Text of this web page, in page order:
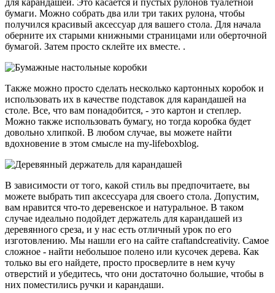
для карандашей. Это касается и пустых рулонов туалетной
бумаги. Можно собрать два или три таких рулона, чтобы
получился красивый аксессуар для вашего стола. Для начала
оберните их старыми книжными страницами или оберточной
бумагой. Затем просто склейте их вместе. .
Также можно просто сделать несколько картонных коробок и
использовать их в качестве подставок для карандашей на
столе. Все, что вам понадобится, - это картон и степлер.
Можно также использовать бумагу, но тогда коробка будет
довольно хлипкой. В любом случае, вы можете найти
вдохновение в этом смысле на my-lifeboxblog.
В зависимости от того, какой стиль вы предпочитаете, вы
можете выбрать тип аксессуара для своего стола. Допустим,
вам нравится что-то деревенское и натуральное. В таком
случае идеально подойдет держатель для карандашей из
деревянного среза, и у нас есть отличный урок по его
изготовлению. Мы нашли его на сайте craftandcreativity. Самое
сложное - найти небольшое полено или кусочек дерева. Как
только вы его найдете, просто просверлите в нем кучу
отверстий и убедитесь, что они достаточно большие, чтобы в
них поместились ручки и карандаши.